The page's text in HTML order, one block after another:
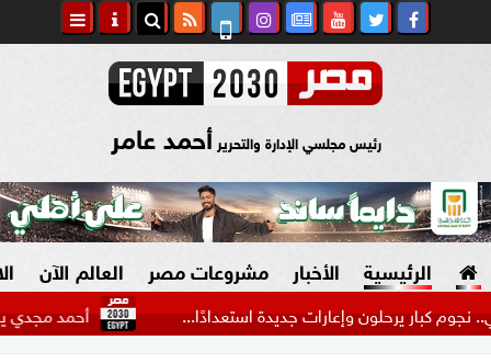
رئيس مجلسي الإدارة والتحرير أحمد عامر
الرئيسية الأخبار مشروعات مصر العالم الآن
أحمد مجدي يكشف وإعارات جديدة استعدادًا...